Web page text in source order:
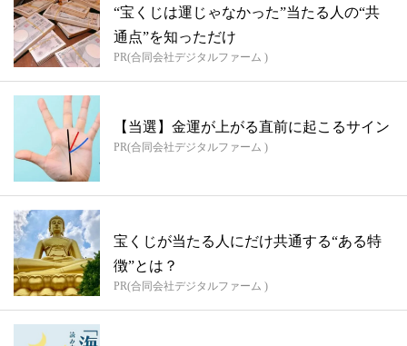
“宝くじは運じゃなかった”当たる人の“共
通点”を知っただけ
PR(合同会社デジタルファーム )
【当選】金運が上がる直前に起こるサイン
PR(合同会社デジタルファーム )
宝くじが当たる人にだけ共通する“ある特
徴”とは？
PR(合同会社デジタルファーム )